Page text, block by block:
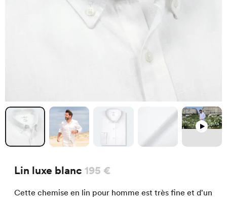
Lin luxe blanc 195 €
Cette chemise en lin pour homme est très fine et d'un